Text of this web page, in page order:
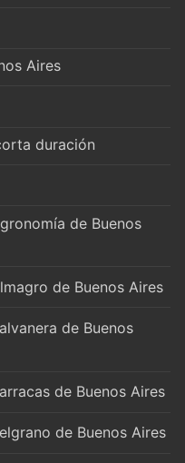
Aires
duración
de Buenos
de Buenos Aires
de Buenos
de Buenos Aires
de Buenos Aires